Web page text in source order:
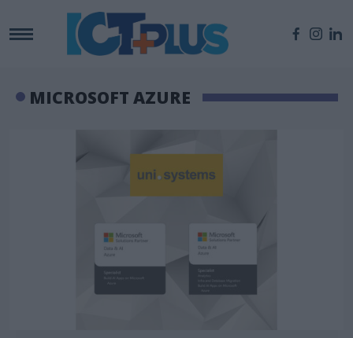
MICROSOFT AZURE